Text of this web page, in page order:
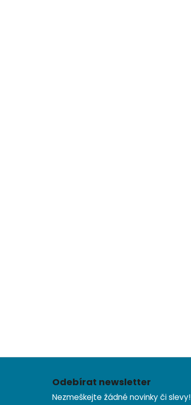
Z
Odebírat newsletter
Nezmeškejte žádné novinky či slevy!